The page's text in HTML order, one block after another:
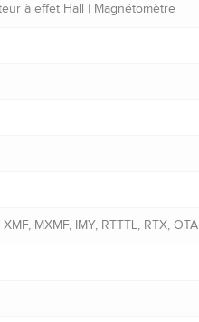
à effet Hall | Magnétomètre
MXMF, IMY, RTTTL, RTX, OTA